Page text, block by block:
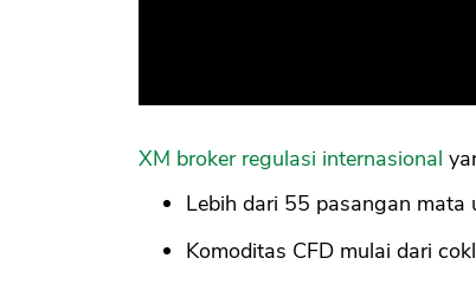
XM broker regulasi internasional
Lebih dari 55 pasangan mata
Komoditas CFD mulai dari